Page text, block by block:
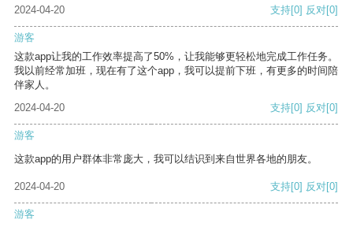
2024-04-20
支持[0] 反对[0]
游客
这款app让我的工作效率提高了50%，让我能够更轻松地完成工作任务。
我以前经常加班，现在有了这个app，我可以提前下班，有更多的时间陪
伴家人。
2024-04-20
支持[0] 反对[0]
游客
这款app的用户群体非常庞大，我可以结识到来自世界各地的朋友。
2024-04-20 支持[0] 反对[0]
游客